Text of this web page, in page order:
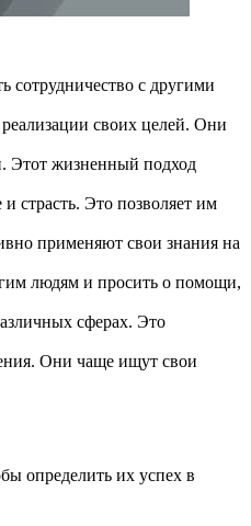
с другими
своих целей. Они
Этот жизненный подход
страсть. Это позволяет им
применяют свои знания на
людям и просить о помощи,
сферах. Это
Они чаще ищут свои
определить их успех в